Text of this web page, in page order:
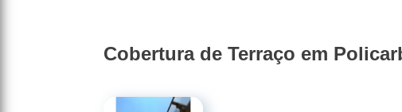
Cobertura de Terraço em